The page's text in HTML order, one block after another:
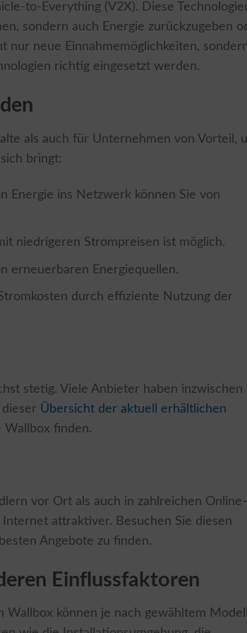
to-Everything (V2X). Diese
sondern auch Energie zurückzugeben
nur neue Einnahmemöglichkeiten,
richtig eingesetzt werden.
als auch für Unternehmen von Vorteil,
bringt:
Energie ins Netzwerk können Sie von
niedrigeren Strompreisen ist möglich.
erneuerbaren Energiequellen.
durch effiziente Nutzung der
stetig. Viele Anbieter haben inzwischen
Übersicht der aktuell erhältlichen
Wallbox finden.
vor Ort als auch in zahlreichen Online-
attraktiver. Besuchen Sie diesen
Angebote zu finden.
Einflussfaktoren
Wallbox können je nach gewähltem